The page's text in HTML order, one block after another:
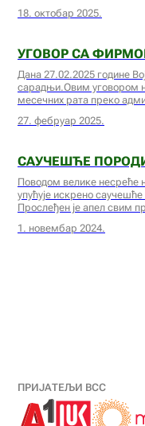
18. октобар 2025.
УГОВОР СА
Дана 27.02.2025 године
сарадњи.Овим уговором
месечних рата преко
27. фебруар 2025.
САУЧЕШЋЕ
Поводом велике несреће
упућује искрено
Прослеђен је апел свим
1. новембар 2024.
ПРИЈАТЕЉИ ВСС